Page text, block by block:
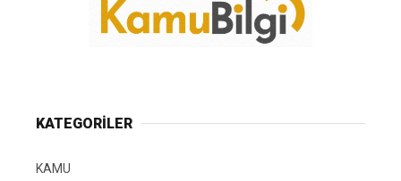
KATEGORİLER
KAMU